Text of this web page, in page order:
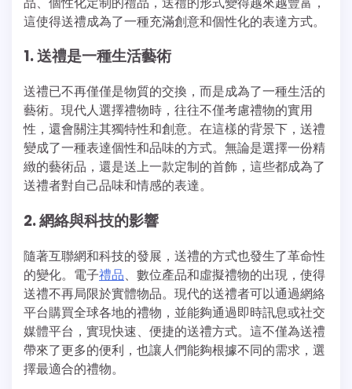
這使得送禮成為了一種充滿創意和個性化的表達方式。
1. 送禮是一種生活藝術
送禮已不再僅僅是物質的交換，而是成為了一種生活的
藝術。現代人選擇禮物時，往往不僅考慮禮物的實用
性，還會關注其獨特性和創意。在這樣的背景下，送禮
變成了一種表達個性和品味的方式。無論是選擇一份精
緻的藝術品，還是送上一款定制的首飾，這些都成為了
送禮者對自己品味和情感的表達。
2. 網絡與科技的影響
隨著互聯網和科技的發展，送禮的方式也發生了革命性
的變化。電子禮品、數位產品和虛擬禮物的出現，使得
送禮不再局限於實體物品。現代的送禮者可以通過網絡
平台購買全球各地的禮物，並能夠通過即時訊息或社交
媒體平台，實現快速、便捷的送禮方式。這不僅為送禮
帶來了更多的便利，也讓人們能夠根據不同的需求，選
擇最適合的禮物。